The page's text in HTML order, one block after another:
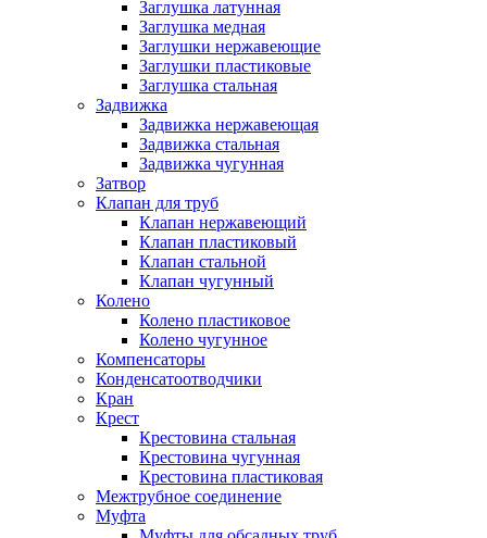
Заглушка латунная
Заглушка медная
Заглушки нержавеющие
Заглушки пластиковые
Заглушка стальная
Задвижка
Задвижка нержавеющая
Задвижка стальная
Задвижка чугунная
Затвор
Клапан для труб
Клапан нержавеющий
Клапан пластиковый
Клапан стальной
Клапан чугунный
Колено
Колено пластиковое
Колено чугунное
Компенсаторы
Конденсатоотводчики
Кран
Крест
Крестовина стальная
Крестовина чугунная
Крестовина пластиковая
Межтрубное соединение
Муфта